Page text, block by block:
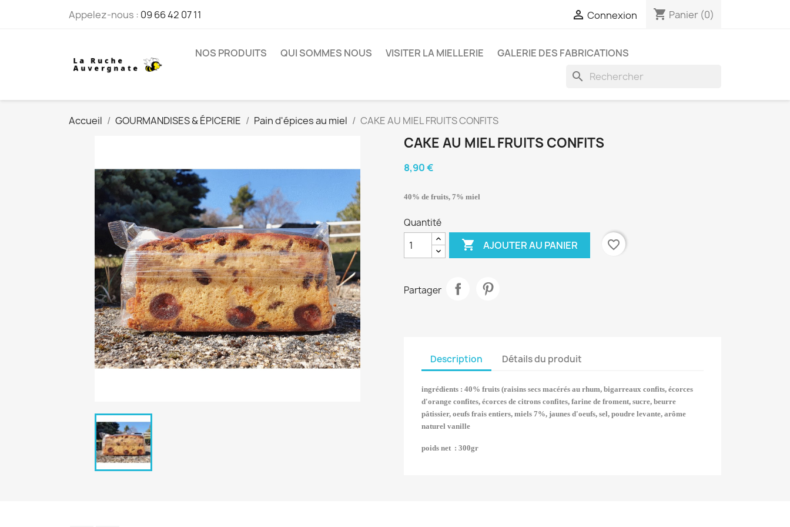
Appelez-nous : 09 66 42 07 11  Connexion shopping_cart Panier (0)
NOS PRODUITS QUI SOMMES NOUS VISITER LA MIELLERIE GALERIE DES FABRICATIONS
search
Accueil GOURMANDISES & ÉPICERIE Pain d'épices au miel CAKE AU MIEL FRUITS CONFITS
CAKE AU MIEL FRUITS CONFITS
8,90 €
40% de fruits, 7% miel
Quantité
 AJOUTER AU PANIER favorite_border
Partager
Description Détails du produit
ingrédients : 40% fruits (raisins secs macérés au rhum, bigarreaux confits, écorces
d'orange confites, écorces de citrons confites, farine de froment, sucre, beurre
pâtissier, oeufs frais entiers, miels 7%, jaunes d'oeufs, sel, poudre levante, arôme
naturel vanille
poids net : 300gr